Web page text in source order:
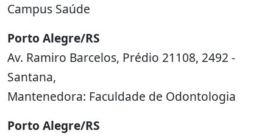
Campus Saúde
Porto Alegre/RS
Av. Ramiro Barcelos, Prédio 21108, 2492 -
Santana,
Mantenedora: Faculdade de Odontologia
Porto Alegre/RS